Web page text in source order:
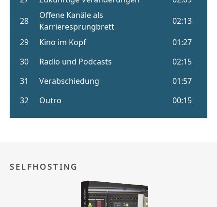
SELFHOSTING